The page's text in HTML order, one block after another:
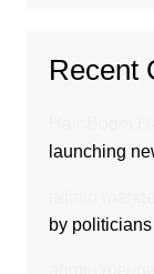
Recent
launching
by politicians